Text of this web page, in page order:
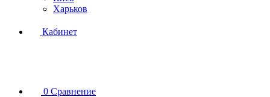
Харьков
Кабинет
0 Сравнение